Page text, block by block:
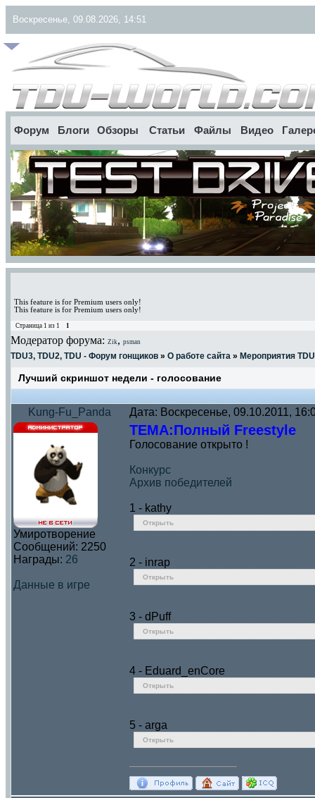
Воскресенье, 09.08.2026, 14:51
Форум Блоги Обзоры Статьи Файлы Видео
This feature is for Premium users only!
This feature is for Premium users only!
Страница 1 из 1 1
Модератор форума: Zik, psman
TDU3, TDU2, TDU - Форум гонщиков » О работе сайта » Мероприятия
Лучший скриншот недели - голосование
Kung-Fu_Panda Дата: Воскресенье, 09.10.2011,
Умиротворение
Сообщений: 2250
Награды: 26
Данные в игре
ТЕМА:Полный Freestyle
Голосование открыто !
Конкурс
Архив победителей
1 - kathy
Открыть
2 - inrap
Открыть
3 - dPuff
Открыть
4 - Eduard_enCore
Открыть
5 - arga
Открыть